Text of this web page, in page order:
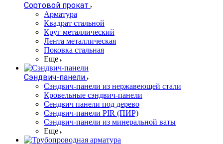
Сортовой прокат
Арматура
Квадрат стальной
Круг металлический
Лента металлическая
Поковка стальная
Еще
Сэндвич-панели
Cэндвич-панели из нержавеющей стали
Кровельные сэндвич-панели
Сендвич панели под дерево
Сэндвич-панели PIR (ПИР)
Сэндвич-панели из минеральной ваты
Еще